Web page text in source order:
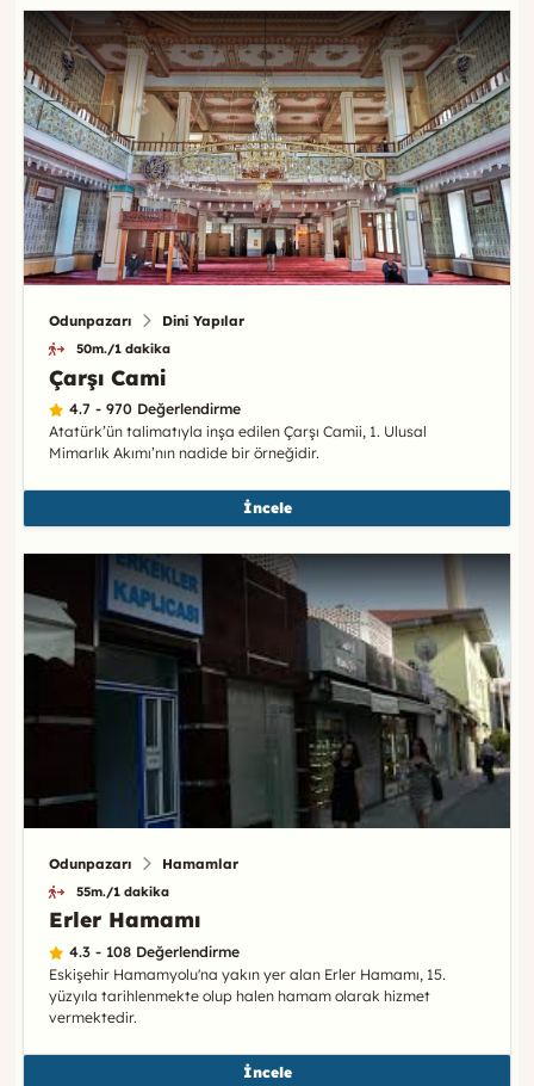
Odunpazarı Dini Yapılar
50m./1 dakika
Çarşı Cami
4.7 - 970 Değerlendirme
Atatürk’ün talimatıyla inşa edilen Çarşı Camii, 1. Ulusal
Mimarlık Akımı’nın nadide bir örneğidir.
İncele
Odunpazarı Hamamlar
55m./1 dakika
Erler Hamamı
4.3 - 108 Değerlendirme
Eskişehir Hamamyolu'na yakın yer alan Erler Hamamı, 15.
yüzyıla tarihlenmekte olup halen hamam olarak hizmet
vermektedir.
İncele